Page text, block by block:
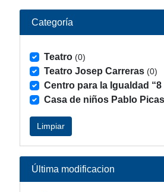
Categoría
Teatro (0)
Teatro Josep Carreras (0)
Centro para la Igualdad “8
Casa de niños Pablo
Limpiar
Última modificacion